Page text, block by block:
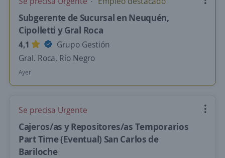
Subgerente de Sucursal en Neuquén,
Cipolletti y Gral Roca
4,1
Grupo Gestión
Gral. Roca, Río Negro
Ayer
Se precisa Urgente
Cajeros/as y Repositores/as Temporarios
Part Time (Eventual) San Carlos de
Bariloche